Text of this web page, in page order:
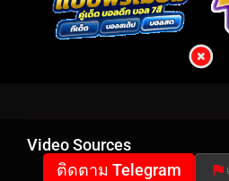
Video Sources
ติดตาม Telegram